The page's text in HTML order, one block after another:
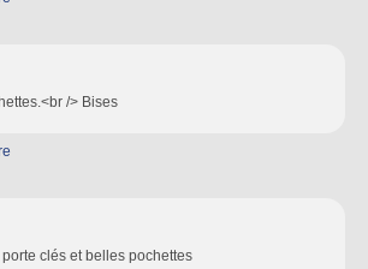
/> Bises
clés et belles pochettes